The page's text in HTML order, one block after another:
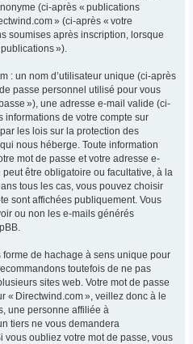
(ci-après « publications
» (ci-après « votre
soumises après inscription, lorsque
»).
: un nom d’utilisateur unique (ci-après
passe personnel utilisé pour vous
»), une adresse e-mail valide (ci-
informations de votre compte sur
les lois sur la protection des
nous héberge. Toute information
mot de passe et votre adresse e-
être obligatoire ou facultative, à la
tous les cas, vous pouvez choisir
sont affichées publiquement. Vous
ou non les e-mails générés
de hachage à sens unique pour
toutefois de ne pas
sites web. Votre mot de passe
« Directwind.com », veillez donc à le
une personne affiliée à
tiers ne vous demandera
vous oubliez votre mot de passe, vous